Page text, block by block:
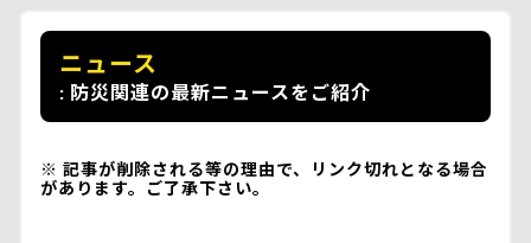
ニュース
防災関連の最新ニュースをご紹介
記事が削除される等の理由で、リンク切れとなる場合
があります。ご了承下さい。